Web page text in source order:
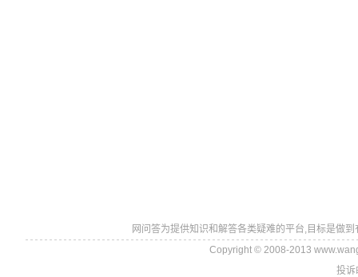
网问答为提供知识和解答各类疑难的平台,目标是做
Copyright © 2008-2013
投诉